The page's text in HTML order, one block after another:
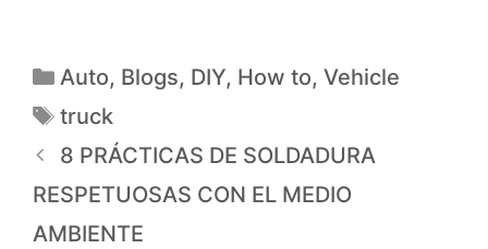
Auto, Blogs, DIY, How to, Vehicle
truck
8 PRÁCTICAS DE SOLDADURA
RESPETUOSAS CON EL MEDIO
AMBIENTE